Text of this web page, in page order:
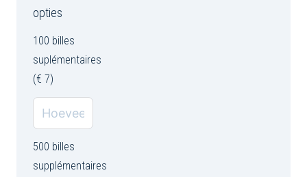
opties
100 billes
suplémentaires
(€ 7)
500 billes
supplémentaires